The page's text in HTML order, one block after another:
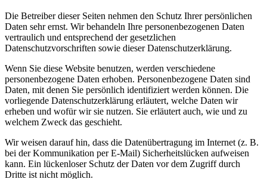
Die Betreiber dieser Seiten nehmen den Schutz Ihrer persönlichen
Daten sehr ernst. Wir behandeln Ihre personenbezogenen Daten
vertraulich und entsprechend der gesetzlichen
Datenschutzvorschriften sowie dieser Datenschutzerklärung.
Wenn Sie diese Website benutzen, werden verschiedene
personenbezogene Daten erhoben. Personenbezogene Daten sind
Daten, mit denen Sie persönlich identifiziert werden können. Die
vorliegende Datenschutzerklärung erläutert, welche Daten wir
erheben und wofür wir sie nutzen. Sie erläutert auch, wie und zu
welchem Zweck das geschieht.
Wir weisen darauf hin, dass die Datenübertragung im Internet (z. B.
bei der Kommunikation per E-Mail) Sicherheitslücken aufweisen
kann. Ein lückenloser Schutz der Daten vor dem Zugriff durch
Dritte ist nicht möglich.